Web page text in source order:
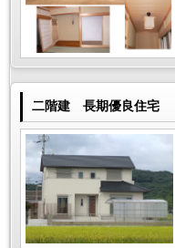
二階建 長期優良住宅